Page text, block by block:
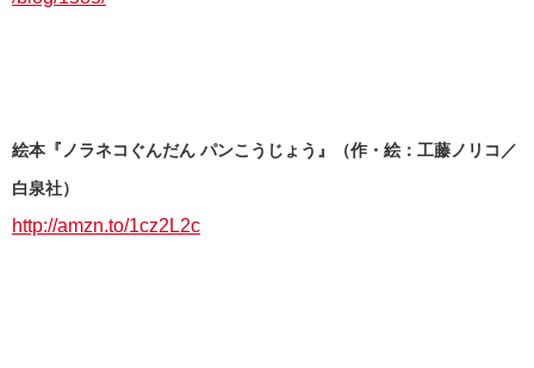
絵本『ノラネコぐんだん パンこうじょう』（作・絵：工藤ノリコ／
白泉社）
http://amzn.to/1cz2L2c